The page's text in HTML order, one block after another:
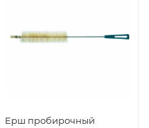
Ерш пробирочный